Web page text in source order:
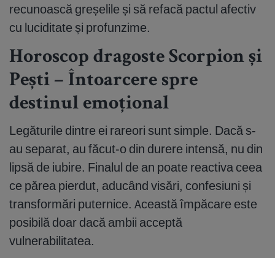
recunoască greșelile și să refacă pactul afectiv
cu luciditate și profunzime.
Horoscop dragoste Scorpion și
Pești – Întoarcere spre
destinul emoțional
Legăturile dintre ei rareori sunt simple. Dacă s-
au separat, au făcut-o din durere intensă, nu din
lipsă de iubire. Finalul de an poate reactiva ceea
ce părea pierdut, aducând visări, confesiuni și
transformări puternice. Această împăcare este
posibilă doar dacă ambii acceptă
vulnerabilitatea.